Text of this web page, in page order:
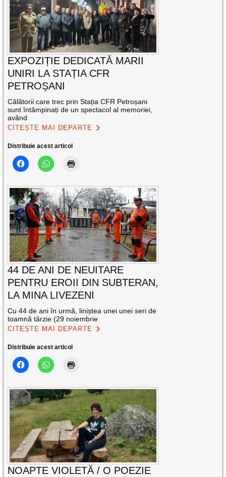
EXPOZIȚIE DEDICATĂ MARII
UNIRI LA STAȚIA CFR
PETROȘANI
Călătorii care trec prin Stația CFR Petroșani
sunt întâmpinați de un spectacol al memoriei,
având
CITEȘTE MAI DEPARTE
Distribuie acest articol
44 DE ANI DE NEUITARE
PENTRU EROII DIN SUBTERAN,
LA MINA LIVEZENI
Cu 44 de ani în urmă, liniștea unei unei seri de
toamnă târzie (29 noiembrie
CITEȘTE MAI DEPARTE
Distribuie acest articol
NOAPTE VIOLETĂ / O POEZIE